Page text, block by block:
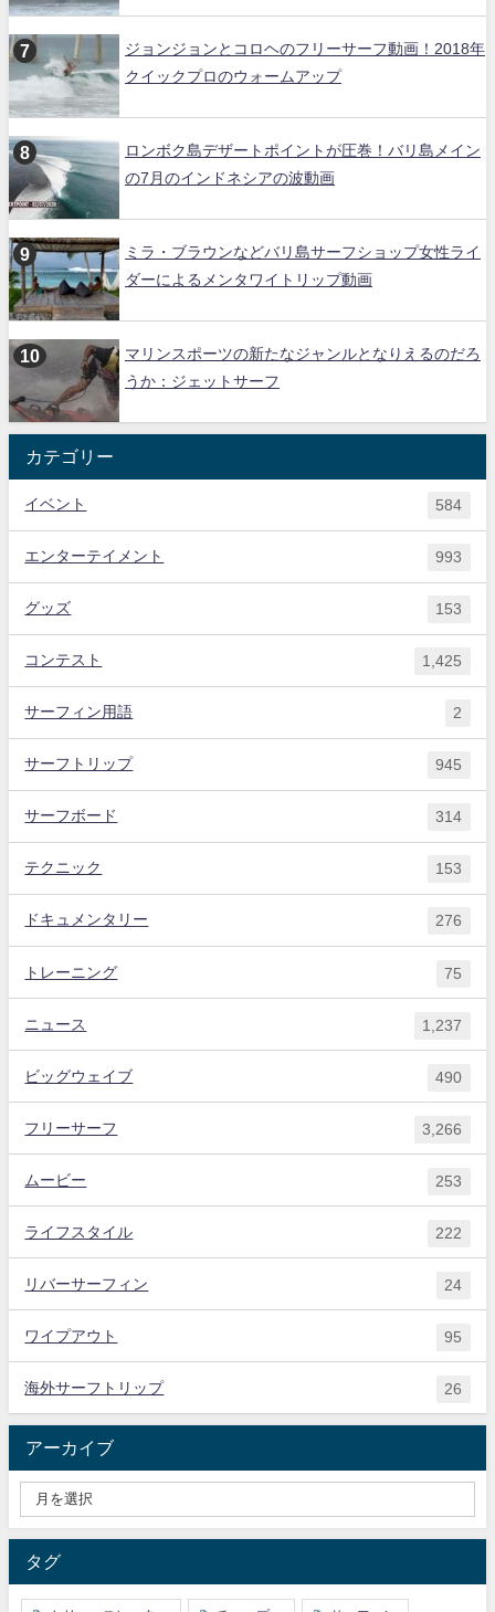
ジョンジョンとコロヘのフリーサーフ動画！2018年
クイックプロのウォームアップ
ロンボク島デザートポイントが圧巻！バリ島メイン
の7月のインドネシアの波動画
ミラ・ブラウンなどバリ島サーフショップ女性ライ
ダーによるメンタワイトリップ動画
マリンスポーツの新たなジャンルとなりえるのだろ
うか：ジェットサーフ
カテゴリー
イベント 584
エンターテイメント 993
グッズ 153
コンテスト 1,425
サーフィン用語 2
サーフトリップ 945
サーフボード 314
テクニック 153
ドキュメンタリー 276
トレーニング 75
ニュース 1,237
ビッグウェイブ 490
フリーサーフ 3,266
ムービー 253
ライフスタイル 222
リバーサーフィン 24
ワイプアウト 95
海外サーフトリップ 26
アーカイブ
タグ